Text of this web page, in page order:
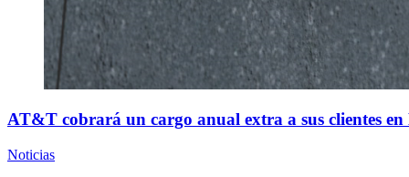
AT&T cobrará un cargo anual extra a sus clientes en
Noticias